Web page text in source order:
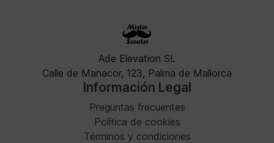
Ade Elevation SL
Calle de Manacor, 123, Palma de Mallorca
Información Legal
Preguntas frecuentes
Política de cookies
Términos y condiciones